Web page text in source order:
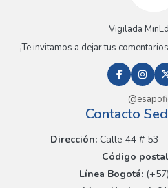
Vigilada
¡Te invitamos a dejar tus
Contacto
Dirección:Calle 44 # 53 -
Código
Línea Bogotá: